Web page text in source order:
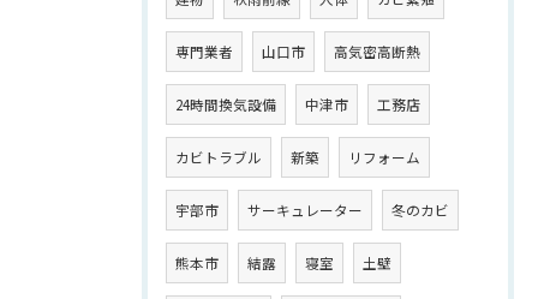
専門業者 山口市 高気密高断熱
24時間換気設備 中津市 工務店
カビトラブル 新築 リフォーム
宇部市 サーキュレーター 冬のカビ
熊本市 結露 寝室 土壁